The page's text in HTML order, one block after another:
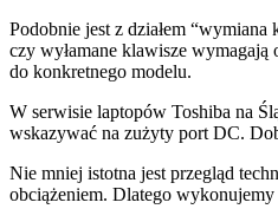
Podobnie jest z działem
czy wyłamane klawisze wymagają
do konkretnego modelu.
W serwisie laptopów Toshiba na
wskazywać na zużyty port DC.
Nie mniej istotna jest przegląd
obciążeniem. Dlatego wykonujemy